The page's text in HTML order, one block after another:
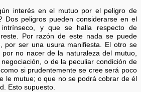
interés en el mutuo por el peligro de
Dos peligros pueden considerarse en el
y que se halla respecto de
Por razón de este nada se puede
por ser una usura manifiesta. El otro se
por no nacer de la naturaleza del mutuo,
o de la peculiar condición de
si prudentemente se cree será poco
le mutue; o que no se podrá cobrar de él
Esto supuesto.